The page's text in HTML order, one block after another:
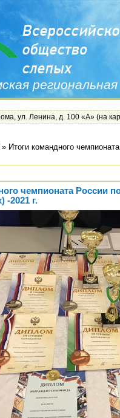
ул. Ленина, д. 100 «А» (на
» Итоги командного
чемпионата России
-2021 г.